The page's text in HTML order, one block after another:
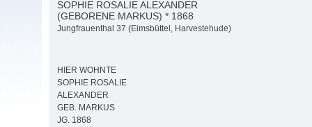
SOPHIE ROSALIE ALEXANDER
(GEBORENE MARKUS) * 1868
Jungfrauenthal 37 (Eimsbüttel, Harvestehude)
HIER WOHNTE
SOPHIE ROSALIE
ALEXANDER
GEB. MARKUS
JG. 1868